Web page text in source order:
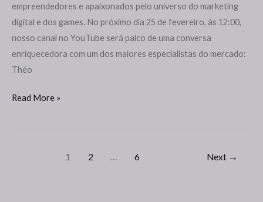
empreendedores e apaixonados pelo universo do marketing
digital e dos games. No próximo dia 25 de fevereiro, às 12:00,
nosso canal no YouTube será palco de uma conversa
enriquecedora com um dos maiores especialistas do mercado:
Théo
执
行
干
事
西
游
Read More »
1 2 … 6 Next →